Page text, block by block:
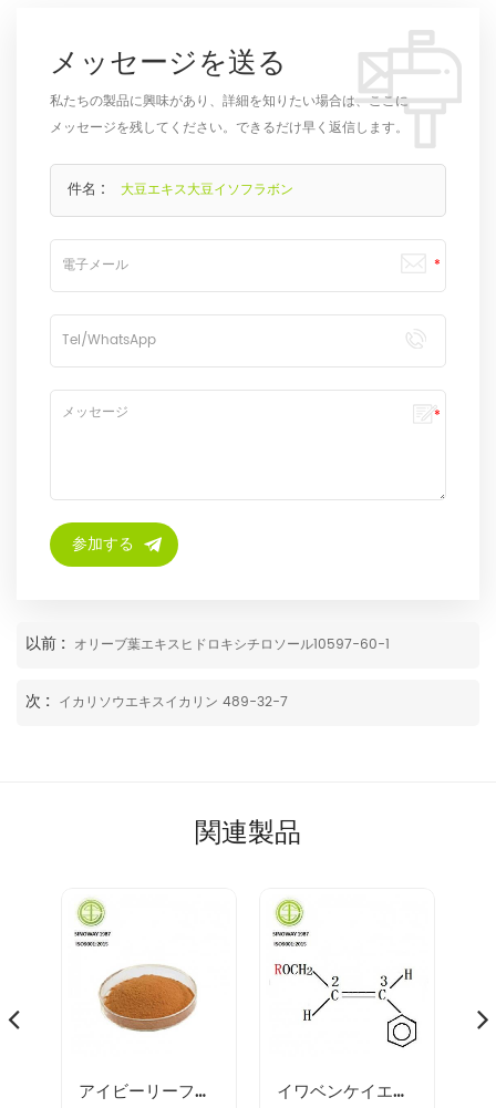
メッセージを送る
私たちの製品に興味があり、詳細を知りたい場合は、ここに
メッセージを残してください。できるだけ早く返信します。
件名 : 大豆エキス大豆イソフラボン
以前 : オリーブ葉エキスヒドロキシチロソール10597-60-1
次 : イカリソウエキスイカリン 489-32-7
関連製品
アイビーリーフエキス イワベンケイエキス 97404-52-9